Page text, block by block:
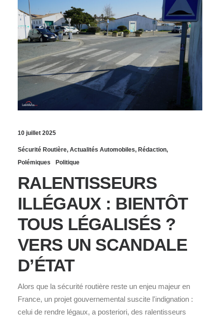
10 juillet 2025
Sécurité Routière, Actualités Automobiles, Rédaction,
Polémiques
Politique
RALENTISSEURS
ILLÉGAUX : BIENTÔT
TOUS LÉGALISÉS ?
VERS UN SCANDALE
D’ÉTAT
Alors que la sécurité routière reste un enjeu majeur en
France, un projet gouvernemental suscite l'indignation :
celui de rendre légaux, a posteriori, des ralentisseurs